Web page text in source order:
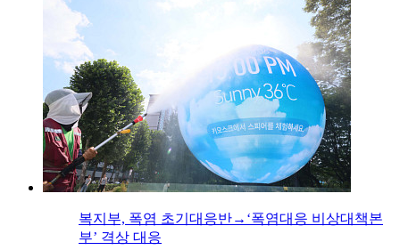
복지부, 폭염 초기대응반→‘폭염대응 비상대책본
부’ 격상 대응